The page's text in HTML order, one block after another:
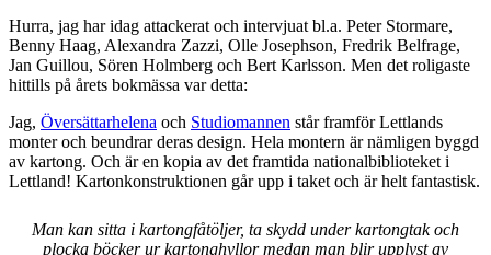
Hurra, jag har idag attackerat och intervjuat bl.a. Peter Stormare,
Benny Haag, Alexandra Zazzi, Olle Josephson, Fredrik Belfrage,
Jan Guillou, Sören Holmberg och Bert Karlsson. Men det roligaste
hittills på årets bokmässa var detta:
Jag, Översättarhelena och Studiomannen står framför Lettlands
monter och beundrar deras design. Hela montern är nämligen byggd
av kartong. Och är en kopia av det framtida nationalbiblioteket i
Lettland! Kartonkonstruktionen går upp i taket och är helt fantastisk.
Man kan sitta i kartongfåtöljer, ta skydd under kartongtak och
plocka böcker ur kartonghyllor medan man blir upplyst av